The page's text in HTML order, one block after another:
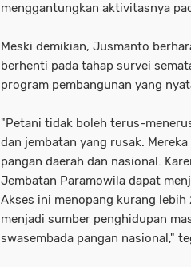
menggantungkan aktivitasnya
Meski demikian, Jusmanto
berhenti pada tahap survei
program pembangunan yang
"Petani tidak boleh terus-
dan jembatan yang rusak.
pangan daerah dan nasional.
Jembatan Paramowila dapat
Akses ini menopang kurang
menjadi sumber penghidupan
swasembada pangan nasional,"